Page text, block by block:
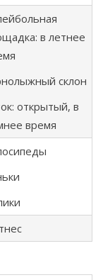
в летнее
склон
открытый, в
время